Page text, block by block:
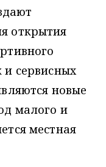
открытия
и сервисных
новые
малого и
местная